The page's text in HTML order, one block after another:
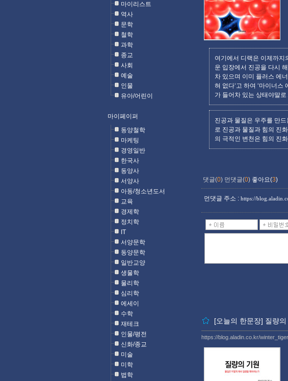
마이리스트
역사
문학
철학
과학
종교
사회
예술
인물
유아/어린이
마이페이퍼
동양철학
마케팅
경영일반
한국사
동양사
서양사
아동/청소년도서
교육
경제학
정치학
IT
서양문학
동양문학
일반교양
생물학
물리학
심리학
에세이
수학
재테크
인물/평전
신화/종교
미술
미학
법학
여기에서 디랙은 이제까지
운 입장에서 진공을 다시
차 있으며 이미 플러스 에
혀 없다‘고 하여 ‘마이너
가 들어차 있는 상태야말
진공과 물질은 우주를 만
로 진공과 물질과 힘의 진
의 극적인 변천은 힘의 진
댓글(0) 먼댓글(0) 좋아요(3)
먼댓글 주소 : https://
[오늘의 한문장] 질량의
https://blog.aladin.co.kr/